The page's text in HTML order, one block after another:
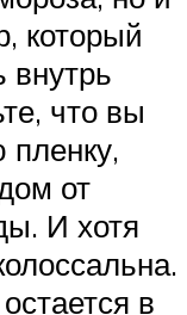
который
внутрь
что вы
пленку,
от
И хотя
в